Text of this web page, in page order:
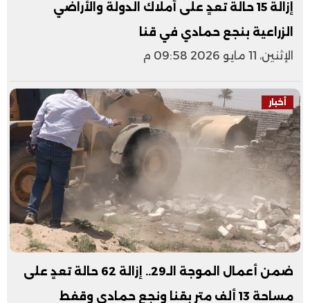
إزالة 15 حالة تعدٍ على أملاك الدولة والأراضي
الزراعية بنجع حمادي في قنا
الإثنين، 11 مايو 2026 09:58 م
أخبار
ضمن أعمال الموجة الـ29.. إزالة 62 حالة تعدٍ على
مساحة 13 ألف متر بقنا ونجع حمادي وقفط